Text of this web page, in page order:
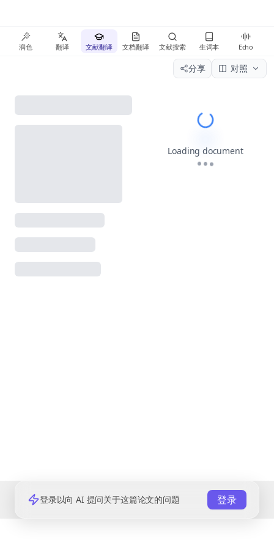
润色 翻译 文献翻译 文档翻译 文献搜索 生词本 Echo
分享 对照
登录以向 AI 提问关于这篇论文的问题 登录
Loading document
Please wait